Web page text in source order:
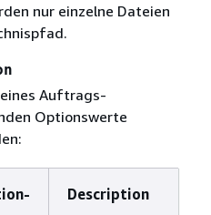
nur einzelne Dateien
Auftrags-
Optionswerte
Description